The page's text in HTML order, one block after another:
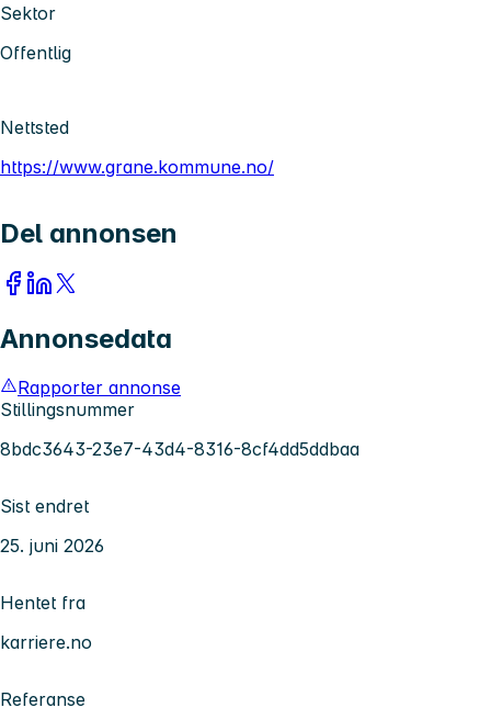
Sektor
Offentlig
Nettsted
https://www.grane.kommune.no/
Del annonsen
Annonsedata
Rapporter annonse
Stillingsnummer
8bdc3643-23e7-43d4-8316-8cf4dd5ddbaa
Sist endret
25. juni 2026
Hentet fra
karriere.no
Referanse